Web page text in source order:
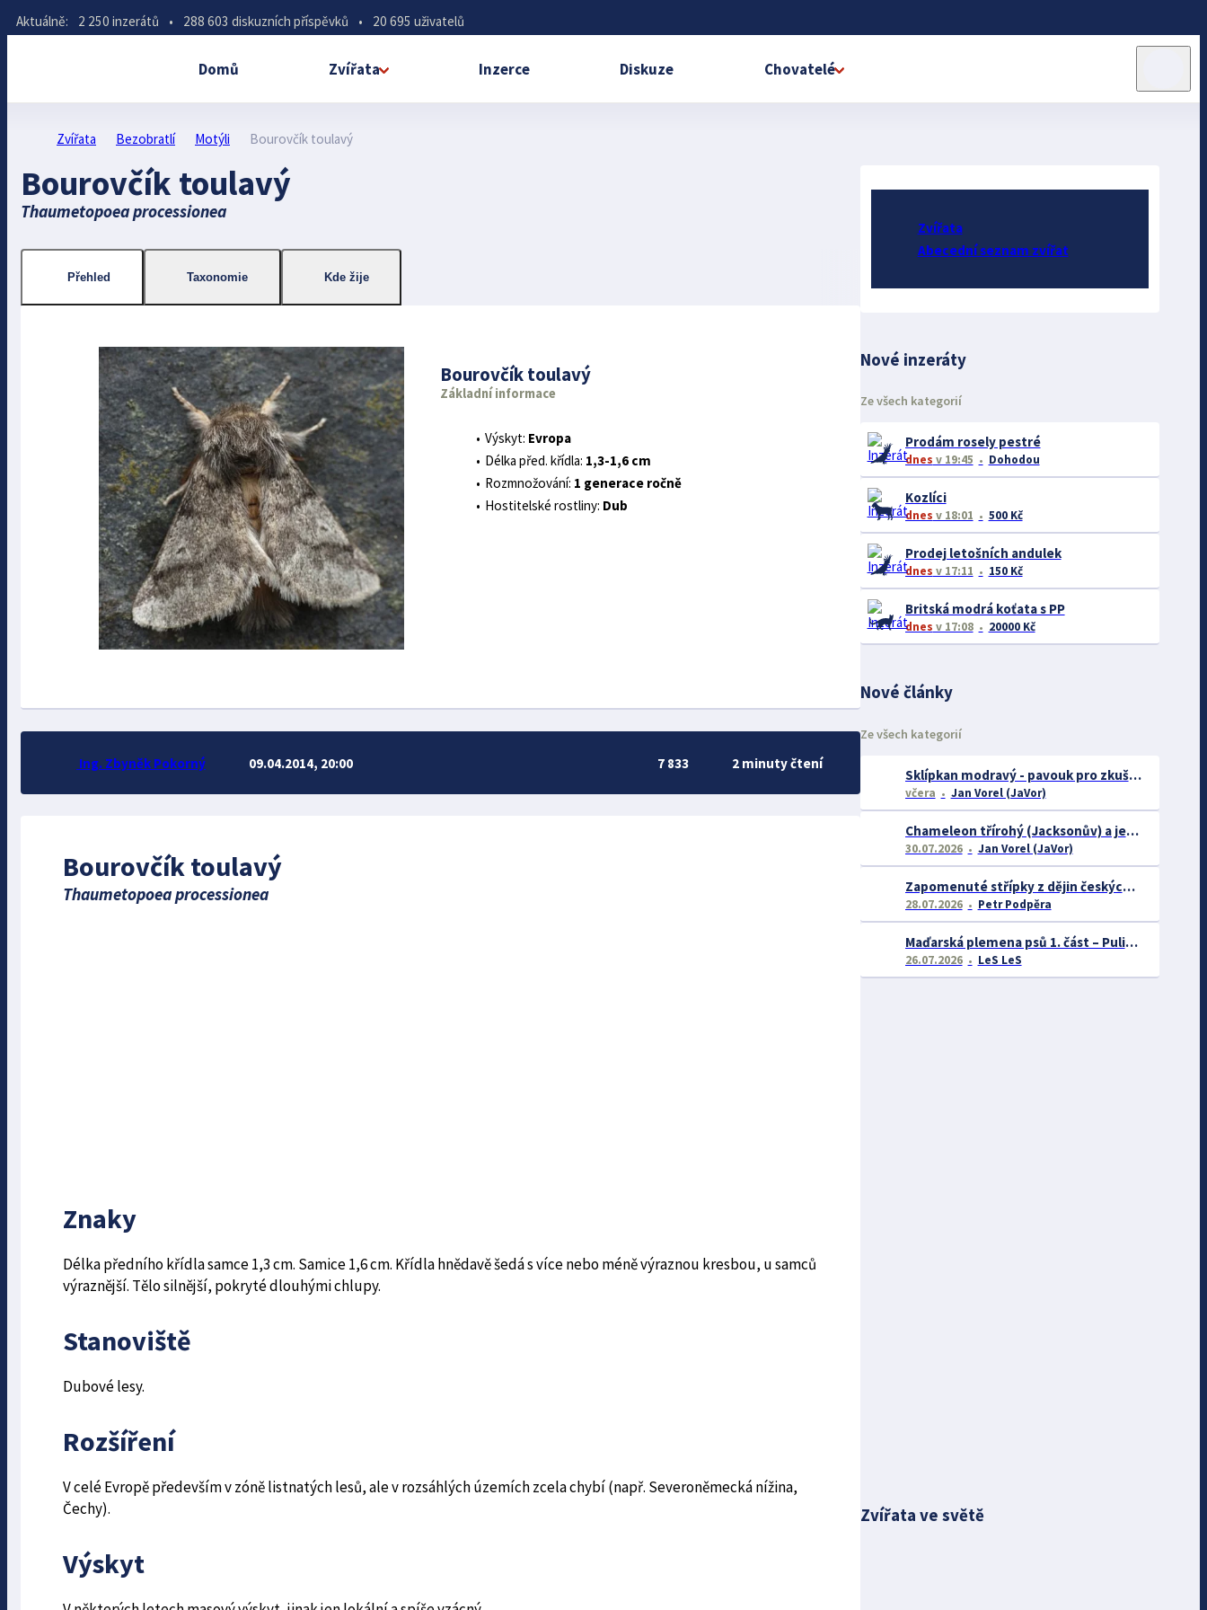
Aktuálně: 2 250 inzerátů • 288 603 diskuzních příspěvků • 20 695 uživatelů
Domů Zvířata Inzerce Diskuze Chovatelé
Zvířata Bezobratlí Motýli Bourovčík toulavý
Bourovčík toulavý
Thaumetopoea processionea
Bourovčík toulavý
Thaumetopoea processionea
Znaky
Délka předního křídla samce 1,3 cm. Samice 1,6 cm. Křídla hnědavě šedá s více nebo méně výraznou kresbou, u samců
výraznější. Tělo silnější, pokryté dlouhými chlupy.
Stanoviště
Dubové lesy.
Rozšíření
V celé Evropě především v zóně listnatých lesů, ale v rozsáhlých územích zcela chybí (např. Severoněmecká nížina,
Čechy).
Výskyt
Přehled Taxonomie Kde žije
Bourovčík toulavý
Základní informace
Výskyt: Evropa
Délka před. křídla: 1,3-1,6 cm
Rozmnožování: 1 generace ročně
Hostitelské rostliny: Dub
Ing. Zbyněk Pokorný 09.04.2014, 20:00 7 833 2 minuty čtení
Zvířata
Abecední seznam zvířat
Nové inzeráty
Ze všech kategorií
Prodám rosely pestré
dnes v 19:45 Dohodou
Kozlíci
dnes v 18:01 500 Kč
Prodej letošních andulek
dnes v 17:11 150 Kč
Britská modrá koťata s PP
dnes v 17:08 20000 Kč
Nové články
Ze všech kategorií
Sklípkan modravý - pavouk pro zkušené chovatele
včera Jan Vorel (JaVor)
Chameleon třírohý (Jacksonův) a jeho chov
30.07.2026 Jan Vorel (JaVor)
Zapomenuté střípky z dějin českých exotářů - 3.část
28.07.2026 Petr Podpěra
Maďarská plemena psů 1. část – Puli, Komondor
26.07.2026 LeS LeS
Zvířata ve světě